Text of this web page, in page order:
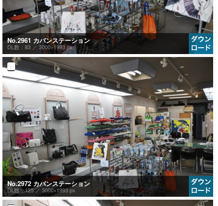
No.2961 カバンステーション
DL数：83 ／ 3000×1993 px
No.2972 カバンステーション
DL数：125 ／3000×1993 px